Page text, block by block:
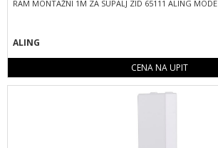
RAM MONTAŽNI 1M ZA SUPALJ ZID 65111 ALING MODE
ALING
CENA NA UPIT